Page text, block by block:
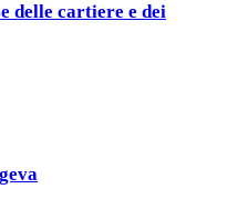
delle cartiere e dei